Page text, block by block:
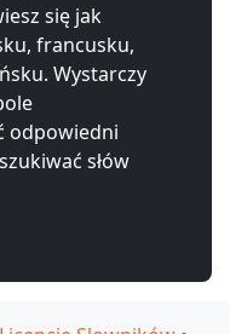
się jak
francusku,
Wystarczy
odpowiedni
słów